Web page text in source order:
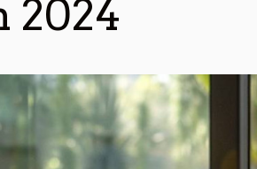
2024